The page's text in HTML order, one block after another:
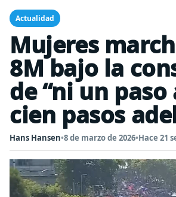
Actualidad
Mujeres
8M bajo la
de “ni un paso
cien pasos
Hans Hansen•8 de marzo de 2026•Hace 21